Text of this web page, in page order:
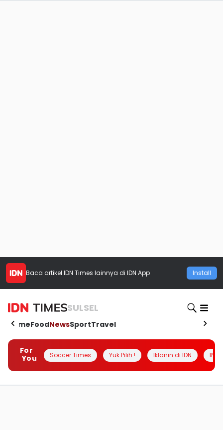
Baca artikel IDN Times lainnya di IDN App Install
SULSEL
HomeFoodNewsSportTravel
For
You
Soccer Times Yuk Pilih ! Iklanin di IDN